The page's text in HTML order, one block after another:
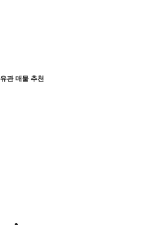
유관 매물 추천